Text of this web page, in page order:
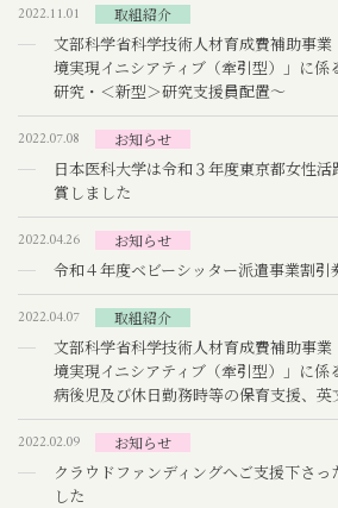
活動報告書
関連サイト
新着情報
個人情報保護方針
2022.11.01 取組紹介
文部科学省科学技術人材育成費補助事
境実現イニシアティブ（牽引型）」に係
研究・＜新型＞研究支援員配置～
2022.07.08 お知らせ
日本医科大学は令和３年度東京都女性
賞しました
2022.04.26 お知らせ
令和４年度ベビーシッター派遣事業割引
2022.04.07 取組紹介
文部科学省科学技術人材育成費補助事
境実現イニシアティブ（牽引型）」に係
病後児及び休日勤務時等の保育支援、英
2022.02.09 お知らせ
クラウドファンディングへご支援下さ
した